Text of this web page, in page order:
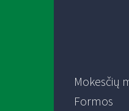
Mokesčių
Formos